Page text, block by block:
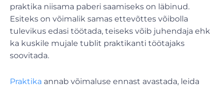
praktika niisama paberi saamiseks on läbinud.
Esiteks on võimalik samas ettevõttes võibolla
tulevikus edasi töötada, teiseks võib juhendaja ehk
ka kuskile mujale tublit praktikanti töötajaks
soovitada.
Praktika annab võimaluse ennast avastada, leida